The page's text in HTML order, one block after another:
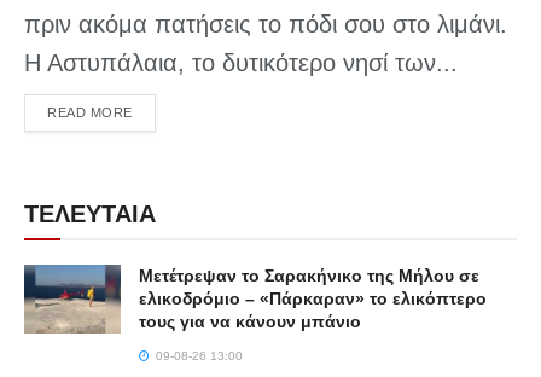
πριν ακόμα πατήσεις το πόδι σου στο λιμάνι.
Η Αστυπάλαια, το δυτικότερο νησί των...
READ MOREDETAILS
ΤΕΛΕΥΤΑΙΑ
Μετέτρεψαν το Σαρακήνικο της Μήλου σε
ελικοδρόμιο – «Πάρκαραν» το ελικόπτερο
τους για να κάνουν μπάνιο
09-08-26 13:00